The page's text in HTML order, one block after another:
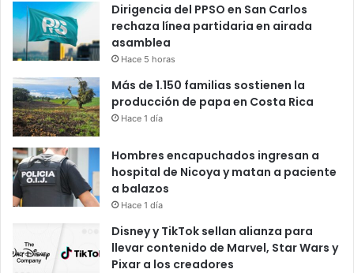
Dirigencia del PPSO en San Carlos
rechaza línea partidaria en airada
asamblea
Hace 5 horas
Más de 1.150 familias sostienen la
producción de papa en Costa Rica
Hace 1 día
Hombres encapuchados ingresan a
hospital de Nicoya y matan a paciente
a balazos
Hace 1 día
Disney y TikTok sellan alianza para
llevar contenido de Marvel, Star Wars y
Pixar a los creadores